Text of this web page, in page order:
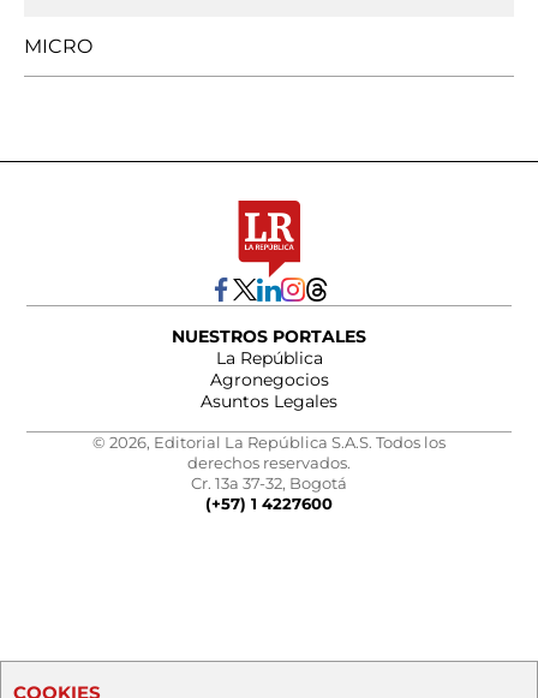
MICRO
NUESTROS PORTALES
La República
Agronegocios
Asuntos Legales
© 2026, Editorial La República S.A.S. Todos los
derechos reservados.
Cr. 13a 37-32, Bogotá
(+57) 1 4227600
COOKIES